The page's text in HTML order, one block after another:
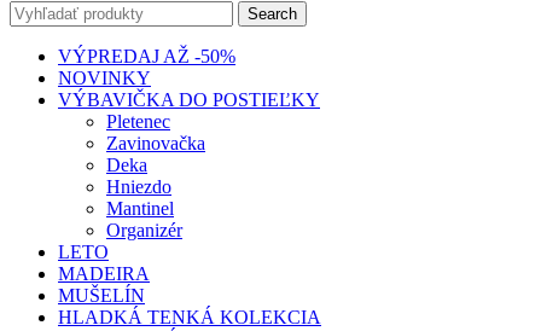
Search
VÝPREDAJ AŽ -50%
NOVINKY
VÝBAVIČKA DO POSTIEĽKY
Pletenec
Zavinovačka
Deka
Hniezdo
Mantinel
Organizér
LETO
MADEIRA
MUŠELÍN
HLADKÁ TENKÁ KOLEKCIA